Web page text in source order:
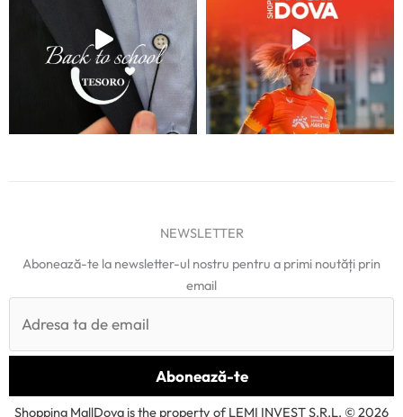
NEWSLETTER
Abonează-te la newsletter-ul nostru pentru a primi noutăți prin
email
Shopping MallDova is the property of LEMI INVEST S.R.L. © 2026